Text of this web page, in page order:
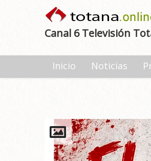
Canal 6 Televisión
Inicio Noticias